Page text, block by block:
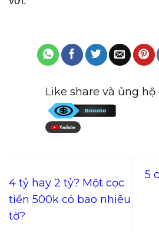
Like share và ủng
4 tỷ hay 2 tỷ? Một cọc
tiền 500k có bao nhiêu
tờ?
5